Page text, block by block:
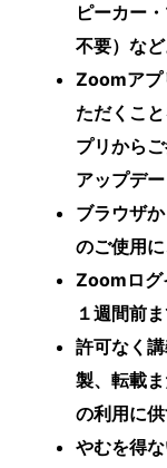
ピーカー
不要）など
Zoomアプ
ただくこ
プリから
アップデ
ブラウザ
のご使用に
Zoomログ
１週間前
許可なく
製、転載
の利用に供
やむを得